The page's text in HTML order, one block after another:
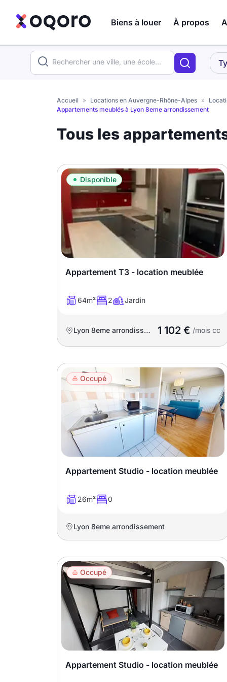
Biens à louer À propos
Votre
Que recherchez-vous ?
Logement entier
Résidence étudiante
Non meublé
Montant du loyer
€
T1 T1 bis
T3 T4 T5
T8 T9
T14 T15
m2
Nombre de chambres
chambres
disponibles
recherche
Accueil » Locations en Auvergne-Rhône-Alpes »
Appartements meublés à Lyon 8eme arrondissement
Tous les
Disponible
Appartement T3 - location meublée
64m² 2 Jardin
Lyon 8eme arrondissement 1 102 € /mois cc
Occupé
Appartement Studio - location meublée
26m² 0
Lyon 8eme arrondissement
Occupé
Appartement Studio - location meublée